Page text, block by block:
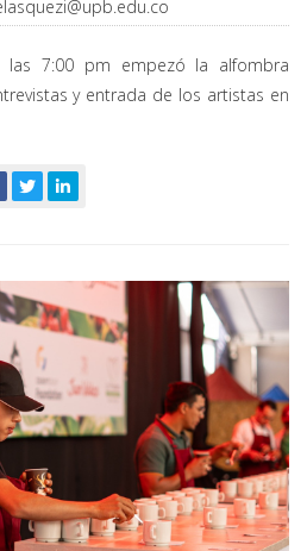
las 7:00 pm empezó la alfombra
y entrada de los artistas en